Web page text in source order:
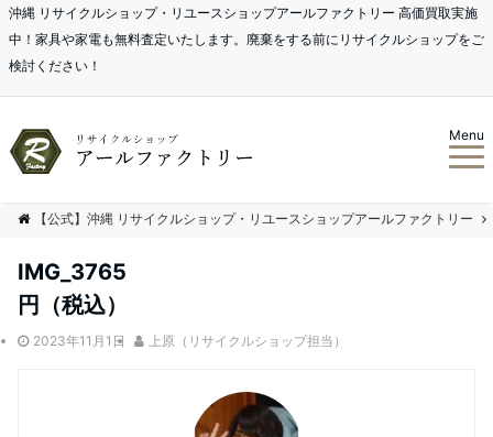
沖縄 リサイクルショップ・リユースショップアールファクトリー 高価買取実施
中！家具や家電も無料査定いたします。廃棄をする前にリサイクルショップをご
検討ください！
Menu
【公式】沖縄 リサイクルショップ・リユースショップアールファクトリー
IMG_3765
円（税込）
2023年11月1日 上原（リサイクルショップ担当）